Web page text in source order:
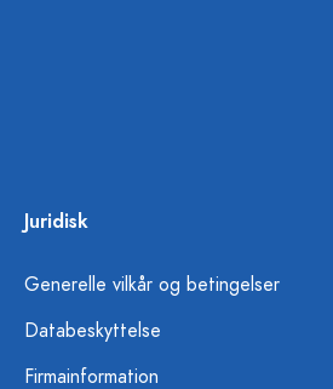
Juridisk
Generelle vilkår og betingelser
Databeskyttelse
Firmainformation